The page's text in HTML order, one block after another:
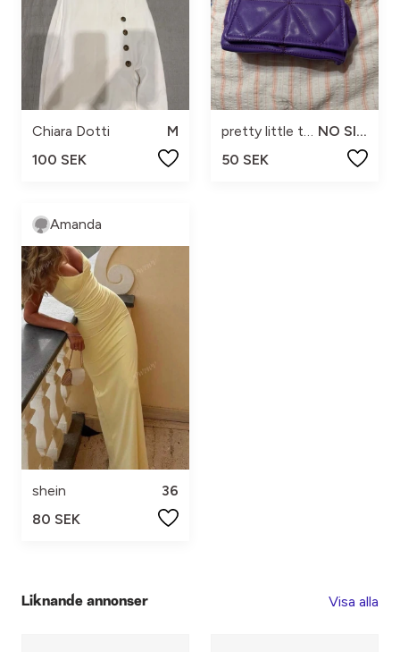
Chiara Dotti
M
100 SEK
NO SIZE
50 SEK
Amanda
shein
36
80 SEK
Liknande annonser Visa alla